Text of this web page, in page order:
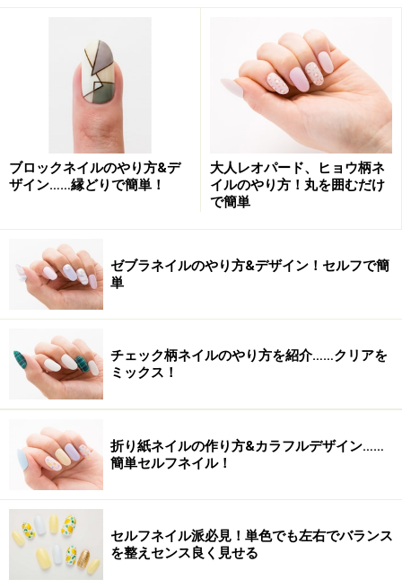
斜めフレンチ×レオパードでオシャレ上級者
目の錯覚を利用して指先を長く見せる斜めフレンチは、
ショートネイルの強い味方です。
この秋のトレンド、レオパードを先取り
■ハンド
人気のレオパードをオフィス仕様にするなら、ベースの
カラーにもこだわって。ベースにチョイスしたグレーの
持つ気品が、レオパードを上品に仕上げてくれます。モ
より長く見せましょう。ダークブラウンとグレーのレオ
パード柄には、アクセントにゴールドのストーンを1粒
置いて。
■フット
ハンドと同じグレー×モカブラウンの深めフレンチです。
フレンチ部分には、細めのシルバーのラメラインを引い
て、控えめな輝きをプラスします。
ブロックネイルのやり方&デ
ザイン……縁どりで簡単！
大人レオパード、ヒョウ柄ネ
イルのやり方！丸を囲むだけ
で簡単
ゼブラネイルのやり方&デザイン！セルフで簡
単
チェック柄ネイルのやり方を紹介……クリアを
ミックス！
折り紙ネイルの作り方&カラフルデザイン……
簡単セルフネイル！
セルフネイル派必見！単色でも左右でバランス
を整えセンス良く見せる